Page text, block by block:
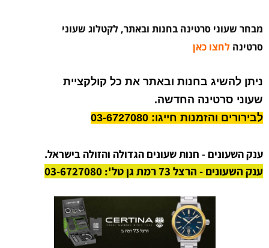
מבחר שעוני סרטינה בחנות ובאתר, לקטלוג שעוני
סרטינה לחצו כאן
ניתן להשיג בחנות ובאתר את כל קולקציית
שעוני סרטינה החדשה.
לבירורים והזמנות חייגו: 03-6727080
ענק השעונים - חנות שעונים הגדולה והזולה בישראל.
ענק השעונים - הרצל 73 רמת גן טל': 03-6727080